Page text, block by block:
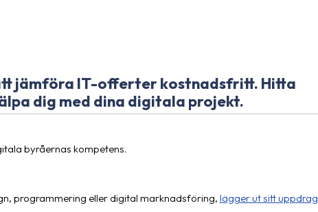
jämföra IT-offerter kostnadsfritt. Hitta
dig med dina digitala projekt.
byråernas kompetens.
programmering eller digital marknadsföring, lägger ut sitt uppdrag